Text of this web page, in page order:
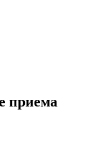
приема